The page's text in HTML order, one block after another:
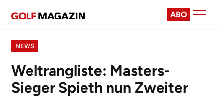
ABO
NEWS
Weltrangliste: Masters-
Sieger Spieth nun Zweiter